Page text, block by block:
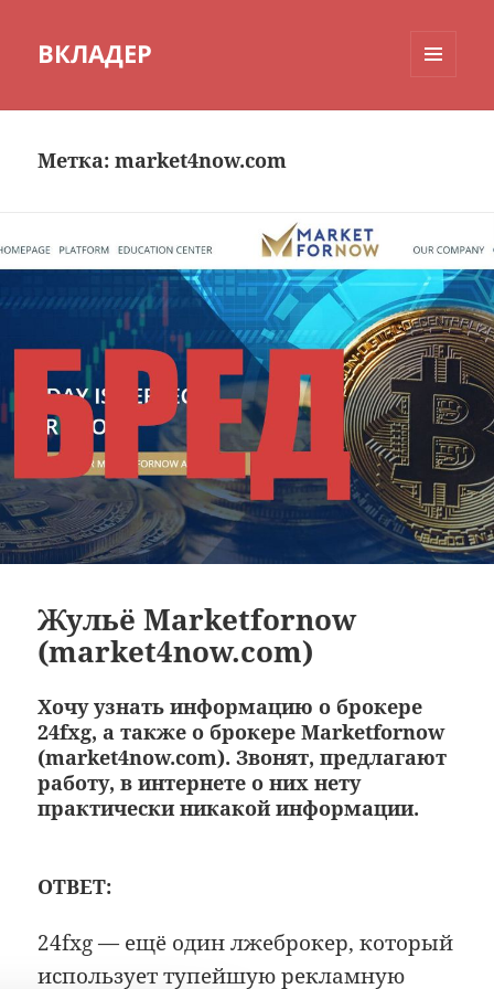
ВКЛАДЕР
Метка:market4now.com
Жульё Marketfornow
(market4now.com)
Хочу узнать информацию о брокере
24fxg, а также о брокере Marketfornow
(market4now.com). Звонят, предлагают
работу, в интернете о них нету
практически никакой информации.
ОТВЕТ:
24fxg — ещё один лжеброкер, который
использует тупейшую рекламную